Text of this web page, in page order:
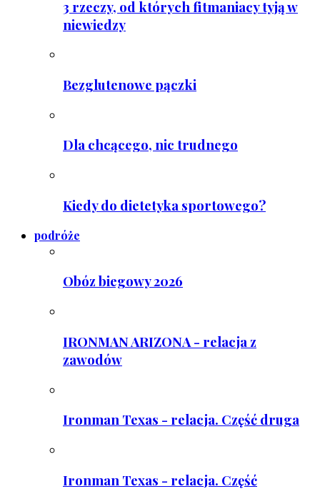
3 rzeczy, od których fitmaniacy tyją w
niewiedzy
Bezglutenowe pączki
Dla chcącego, nic trudnego
Kiedy do dietetyka sportowego?
podróże
Obóz biegowy 2026
IRONMAN ARIZONA - relacja z
zawodów
Ironman Texas - relacja. Część druga
Ironman Texas - relacja. Część